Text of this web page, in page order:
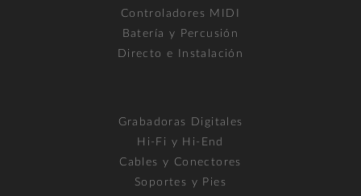
Controladores MIDI
Batería y Percusión
Directo e Instalación
Grabadoras Digitales
Hi-Fi y Hi-End
Cables y Conectores
Soportes y Pies